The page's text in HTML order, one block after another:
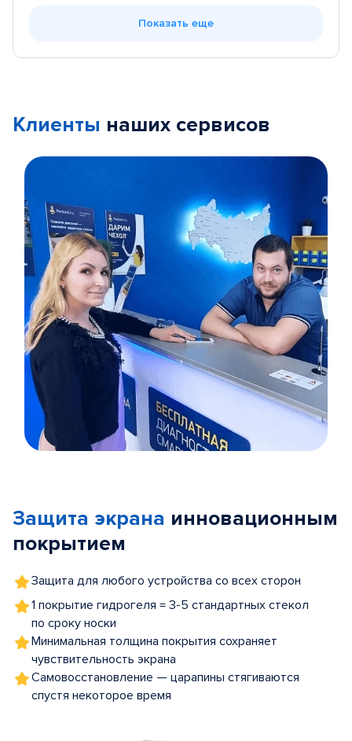
Показать еще
Клиенты наших сервисов
5
Защита экрана инновационным
покрытием
Защита для любого устройства со всех сторон
1 покрытие гидрогеля = 3-5 стандартных стекол
по сроку носки
Минимальная толщина покрытия сохраняет
чувствительность экрана
Самовосстановление — царапины стягиваются
спустя некоторое время